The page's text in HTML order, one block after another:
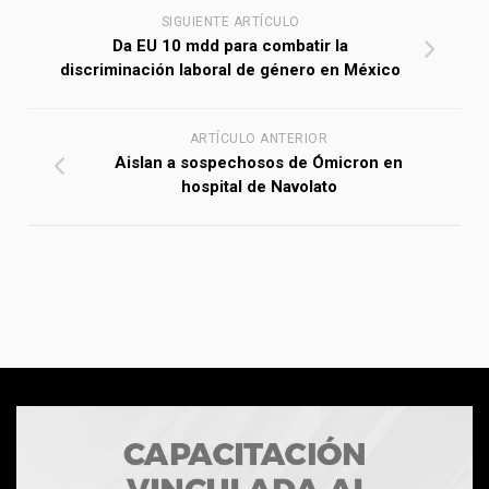
SIGUIENTE ARTÍCULO
Da EU 10 mdd para combatir la
discriminación laboral de género en México
ARTÍCULO ANTERIOR
Aislan a sospechosos de Ómicron en
hospital de Navolato